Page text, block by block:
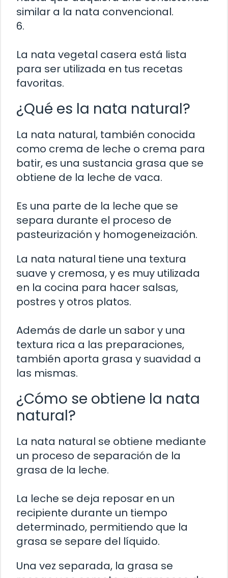
similar a la nata convencional.
6.
La nata vegetal casera está lista
para ser utilizada en tus recetas
favoritas.
¿Qué es la nata natural?
La nata natural, también conocida
como crema de leche o crema para
batir, es una sustancia grasa que se
obtiene de la leche de vaca.
Es una parte de la leche que se
separa durante el proceso de
pasteurización y homogeneización.
La nata natural tiene una textura
suave y cremosa, y es muy utilizada
en la cocina para hacer salsas,
postres y otros platos.
Además de darle un sabor y una
textura rica a las preparaciones,
también aporta grasa y suavidad a
las mismas.
¿Cómo se obtiene la nata
natural?
La nata natural se obtiene mediante
un proceso de separación de la
grasa de la leche.
La leche se deja reposar en un
recipiente durante un tiempo
determinado, permitiendo que la
grasa se separe del líquido.
Una vez separada, la grasa se